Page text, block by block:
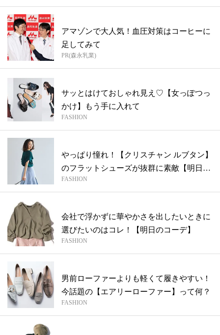
アマゾンで大人気！血圧対策はコーヒーに
足してみて
PR(森永乳業)
サッとはけておしゃれ見え♡【女っぽつっ
かけ】もう手に入れて
FASHION
やっぱり憧れ！【クリスチャン ルブタン】
のフラットシューズが抜群に素敵【明日何
着...
FASHION
会社で浮かずに華やかさを出したいときに
選びたいのはコレ！【明日のコーデ】
FASHION
男前ローファーよりも軽くて履きやすい！
今話題の【エアリーローファー】って何？
FASHION